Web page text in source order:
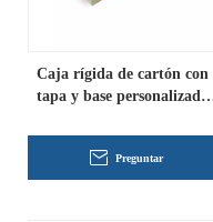
Caja rígida de cartón con
tapa y base personalizada
corrugado
Preguntar